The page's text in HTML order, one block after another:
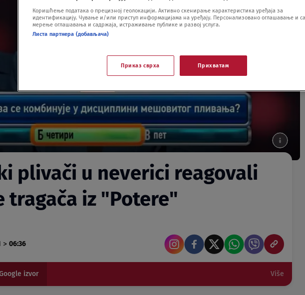
plivači u neverici reagovali
tragača iz "Potere"
> 06:36
izvor Više
Коришћење података о прецизној геолокацији. Активно скенирање карактеристика уређаја за
идентификацију. Чување и/или приступ информацијама на уређају. Персонализовано оглашавање и
мерење оглашавања и садржаја, истраживање публике и развој услуга.
Листа партнера (добављача)
Приказ сврха Прихватам